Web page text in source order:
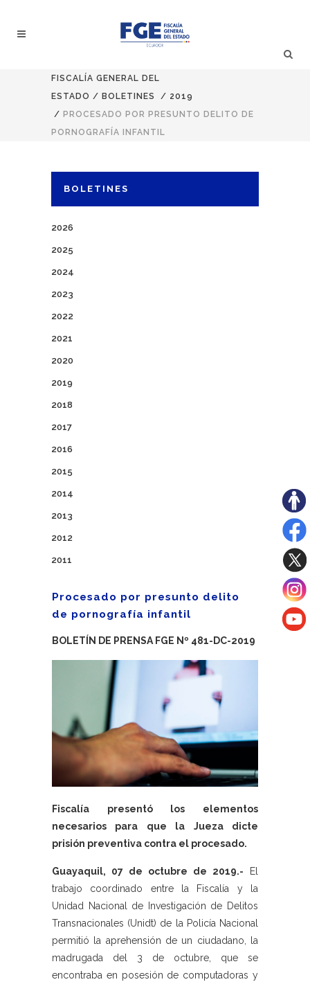
FISCALÍA GENERAL DEL
ESTADO / BOLETINES / 2019
/ PROCESADO POR PRESUNTO DELITO DE
PORNOGRAFÍA INFANTIL
BOLETINES
2026
2025
2024
2023
2022
2021
2020
2019
2018
2017
2016
2015
2014
2013
2012
2011
Procesado por presunto delito
de pornografía infantil
BOLETÍN DE PRENSA FGE Nº 481-DC-2019
Fiscalía presentó los elementos
necesarios para que la Jueza dicte
prisión preventiva contra el procesado.
Guayaquil, 07 de octubre de 2019.- El
trabajo coordinado entre la Fiscalía y la
Unidad Nacional de Investigación de Delitos
Transnacionales (Unidt) de la Policía Nacional
permitió la aprehensión de un ciudadano, la
madrugada del 3 de octubre, que se
encontraba en posesión de computadoras y